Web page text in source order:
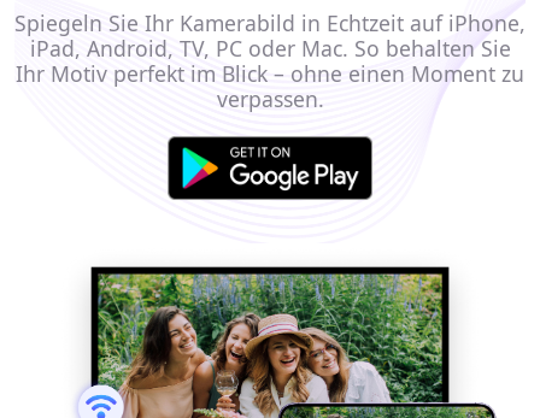
Spiegeln Sie Ihr Kamerabild in Echtzeit auf iPhone,
iPad, Android, TV, PC oder Mac. So behalten Sie
Ihr Motiv perfekt im Blick – ohne einen Moment zu
verpassen.